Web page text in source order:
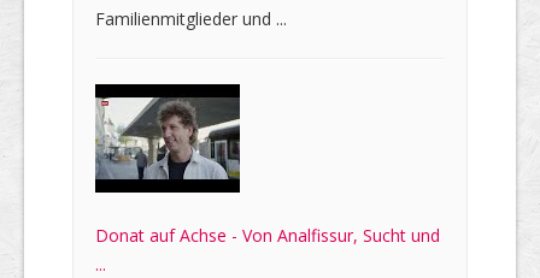
Familienmitglieder und ...
Donat auf Achse - Von Analfissur, Sucht und
...